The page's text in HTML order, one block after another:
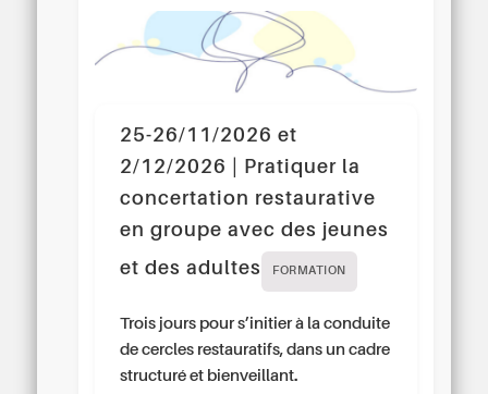
25-26/11/2026 et
2/12/2026 | Pratiquer la
concertation restaurative
en groupe avec des jeunes
et des adultes
FORMATION
Trois jours pour s’initier à la conduite
de cercles restauratifs, dans un cadre
structuré et bienveillant.